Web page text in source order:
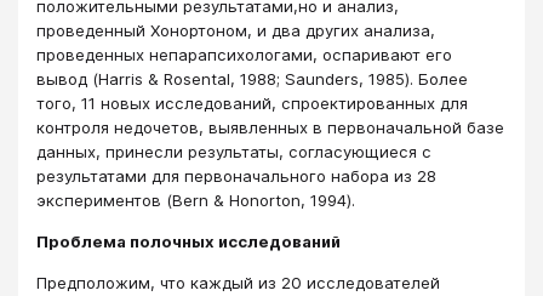
положительными результатами,но и анализ,
проведенный Хонортоном, и два других анализа,
проведенных непарапсихологами, оспаривают его
вывод (Harris & Rosental, 1988; Saunders, 1985). Более
того, 11 новых исследований, спроектированных для
контроля недочетов, выявленных в первоначальной базе
данных, принесли результаты, согласующиеся с
результатами для первоначального набора из 28
экспериментов (Bern & Ноnorton, 1994).
Проблема полочных исследований
Предположим, что каждый из 20 исследователей